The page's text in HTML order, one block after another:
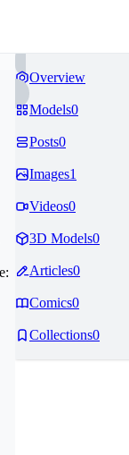
Overview
Models0
Posts0
Images1
Videos0
3D Models0
Articles0
Comics0
Collections0